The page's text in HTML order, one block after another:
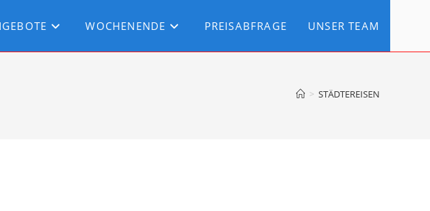
WOCHENENDE PREISABFRAGE UNSER TEAM
> STÄDTEREISEN